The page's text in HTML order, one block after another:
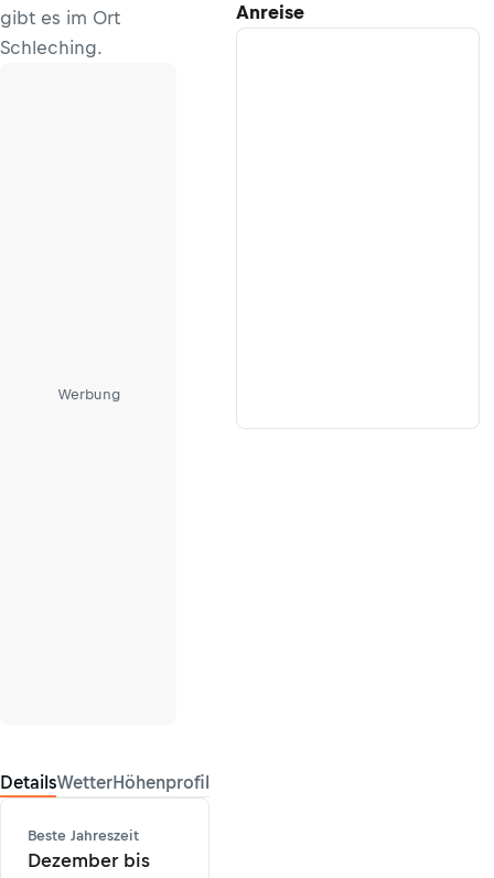
gibt es im Ort
Schleching.
Werbung
DetailsWetterHöhenprofil
Beste Jahreszeit
Dezember bis
Anreise